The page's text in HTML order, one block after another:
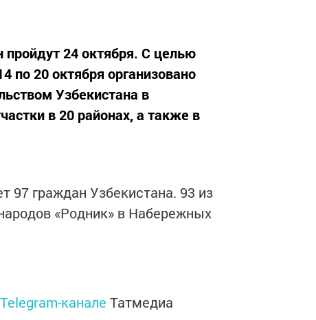
24 октября. С целью
по 20 октября организовано
Узбекистана в
в 20 районах, а также в
97 граждан Узбекистана. 93 из
«Родник» в Набережных
Telegram-канале Татмедиа